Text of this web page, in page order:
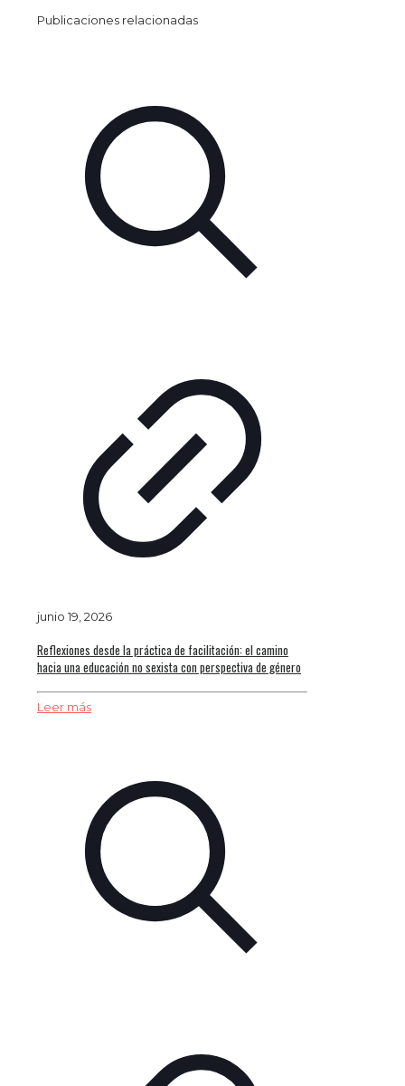
Publicaciones relacionadas
junio 19, 2026
Reflexiones desde la práctica de facilitación: el camino
hacia una educación no sexista con perspectiva de género
Leer más